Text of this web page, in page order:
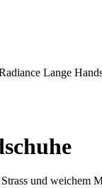
Lange
und weichem